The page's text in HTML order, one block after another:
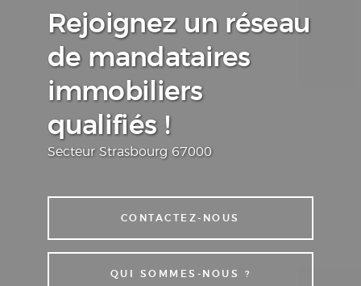
Rejoignez un réseau
de mandataires
immobiliers
qualifiés !
Secteur Strasbourg 67000
CONTACTEZ-NOUS
QUI SOMMES-NOUS ?